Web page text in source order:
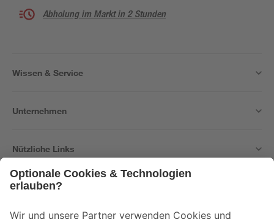
Abholung im Markt in 2 Stunden
Wissen & Service
Unternehmen
Nützliche Links
Der toom Newsletter: Keine Angebote und Aktionen mehr verpassen!